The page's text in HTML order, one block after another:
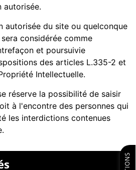
autorisée du site ou quelconque
considérée comme
et poursuivie
des articles L.335-2 et
Intellectuelle.
réserve la possibilité de saisir
à l'encontre des personnes qui
les interdictions contenues